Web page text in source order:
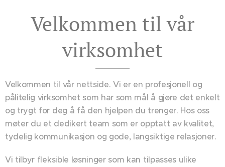
Velkommen til vår
virksomhet
Velkommen til vår nettside. Vi er en profesjonell og
pålitelig virksomhet som har som mål å gjøre det enkelt
og trygt for deg å få den hjelpen du trenger. Hos oss
møter du et dedikert team som er opptatt av kvalitet,
tydelig kommunikasjon og gode, langsiktige relasjoner.
Vi tilbyr fleksible løsninger som kan tilpasses ulike